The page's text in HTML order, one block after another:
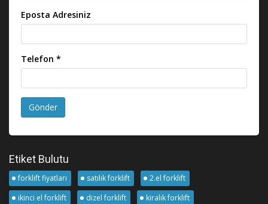
Eposta Adresiniz
Telefon *
Gönder
Etiket Bulutu
forklift fiyatları satılık forklift
2.el forklift
ikinci el forklift
dizel forklift
kiralık forklift